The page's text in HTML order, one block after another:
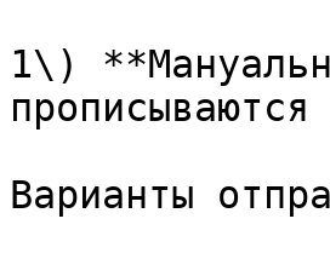
1\)
Варианты